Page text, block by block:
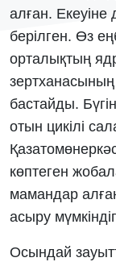
алған. Екеуіне
берілген. Өз
орталықтың
зертханасының
бастайды.
отын цикілі
көптеген
мамандар
асыру
Осындай